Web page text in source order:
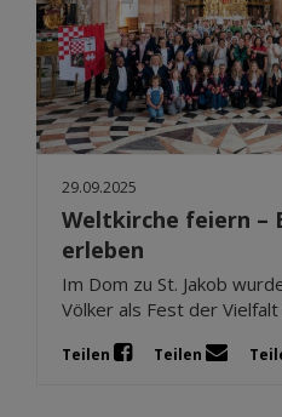
29.09.2025
Weltkirche feiern –
erleben
Im Dom zu St. Jakob
Völker als Fest der
Teilen Teilen